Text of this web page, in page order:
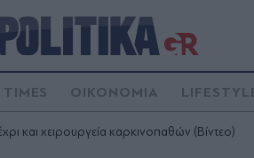
ΟΙΚΟΝΟΜΙΑ
και χειρουργεία καρκινοπαθών (Βίντεο)